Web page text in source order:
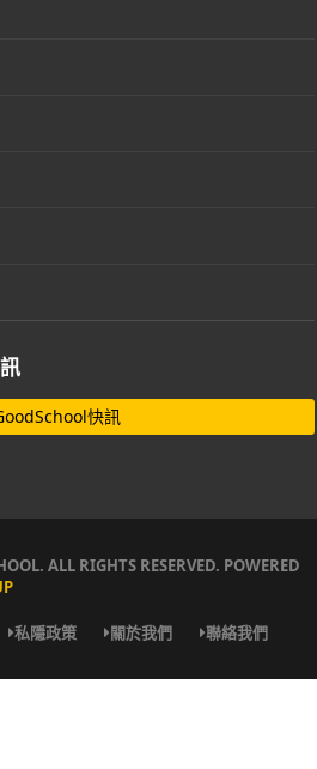
快訊
ALL RIGHTS RESERVED. POWERED
私隱政策 關於我們 聯絡我們